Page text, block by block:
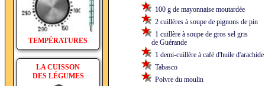
TEMPÉRATURES
LA CUISSON
DES LÉGUMES
100 g de mayonnaise moutardée
2 cuillères à soupe de pignons de pin
1 cuillère à soupe de gros sel gris
de Guérande
1 demi-cuillère à café d'huile d'arachide
Tabasco
Poivre du moulin